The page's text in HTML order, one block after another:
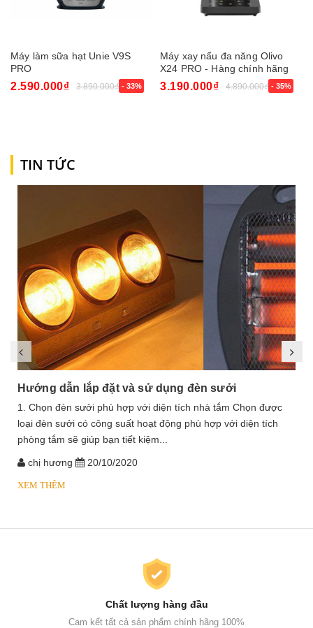
Máy làm sữa hạt Unie V9S
PRO
2.590.000₫ 3.890.000₫ - 33%
Máy xay nấu đa năng Olivo
X24 PRO - Hàng chính hãng
3.190.000₫ 4.890.000₫ - 35%
TIN TỨC
Hướng dẫn lắp đặt và sử dụng đèn sưởi
1. Chọn đèn sưởi phù hợp với diện tích nhà tắm Chọn được
loại đèn sưởi có công suất hoạt động phù hợp với diện tích
phòng tắm sẽ giúp bạn tiết kiệm...
chị hương 20/10/2020
XEM THÊM
Chất lượng hàng đầu
Cam kết tất cả sản phẩm chính hãng 100%